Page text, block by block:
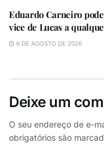
Embora Gabriela
a medidas
o país, entrega de
venda ilegal de
emagrecimento e
médicos, que
diretamente do
Eduardo Carneiro
vice de Lucas a
6 DE AGOSTO DE 2026
Deixe um
O seu endereço de e-
obrigatórios são